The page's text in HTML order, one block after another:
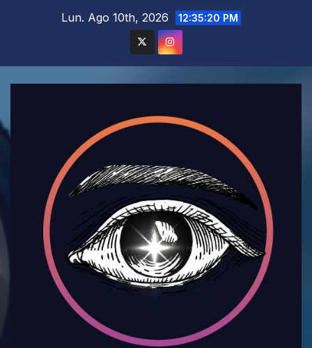
Lun. Ago 10th, 2026 12:35:22 PM